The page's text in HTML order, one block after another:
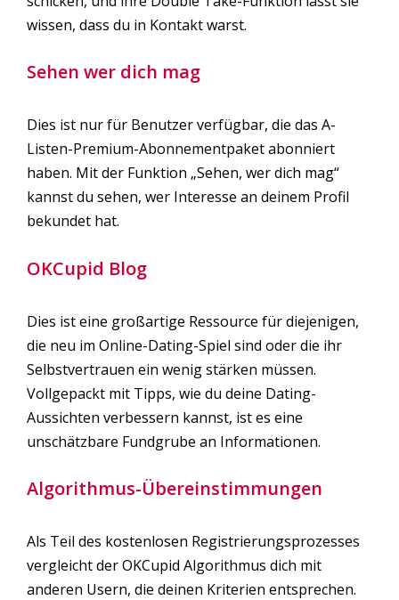
wissen, dass du in Kontakt warst.
Sehen wer dich mag
Dies ist nur für Benutzer verfügbar, die das A-
Listen-Premium-Abonnementpaket abonniert
haben. Mit der Funktion „Sehen, wer dich mag“
kannst du sehen, wer Interesse an deinem Profil
bekundet hat.
OKCupid Blog
Dies ist eine großartige Ressource für diejenigen,
die neu im Online-Dating-Spiel sind oder die ihr
Selbstvertrauen ein wenig stärken müssen.
Vollgepackt mit Tipps, wie du deine Dating-
Aussichten verbessern kannst, ist es eine
unschätzbare Fundgrube an Informationen.
Algorithmus-Übereinstimmungen
Als Teil des kostenlosen Registrierungsprozesses
vergleicht der OKCupid Algorithmus dich mit
anderen Usern, die deinen Kriterien entsprechen.